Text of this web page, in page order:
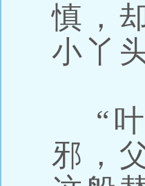
慎，
小丫
“叶
邪，